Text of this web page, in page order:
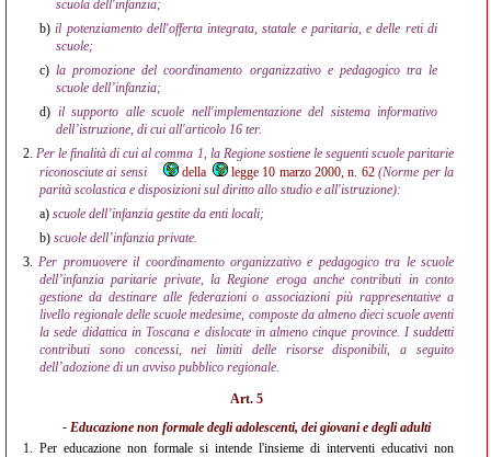
scuola dell'infanzia;
b)il potenziamento dell'offerta integrata, statale e paritaria, e delle reti di
scuole;
c)la promozione del coordinamento organizzativo e pedagogico tra le
scuole dell’infanzia;
d) il supporto alle scuole nell'implementazione del sistema informativo
dell’istruzione, di cui all'articolo 16 ter.
2.Per le finalità di cui al comma 1, la Regione sostiene le seguenti scuole paritarie
riconosciute ai sensi
della legge 10 marzo 2000, n. 62 (Norme per la
parità scolastica e disposizioni sul diritto allo studio e all'istruzione):
a) scuole dell’infanzia gestite da enti locali;
b) scuole dell’infanzia private.
3.Per promuovere il coordinamento organizzativo e pedagogico tra le scuole
dell’infanzia paritarie private, la Regione eroga anche contributi in conto
gestione da destinare alle federazioni o associazioni più rappresentative a
livello regionale delle scuole medesime, composte da almeno dieci scuole aventi
la sede didattica in Toscana e dislocate in almeno cinque province. I suddetti
contributi sono concessi, nei limiti delle risorse disponibili, a seguito
dell’adozione di un avviso pubblico regionale.
Art. 5
- Educazione non formale degli adolescenti, dei giovani e degli adulti
1. Per educazione non formale si intende l'insieme di interventi educativi non